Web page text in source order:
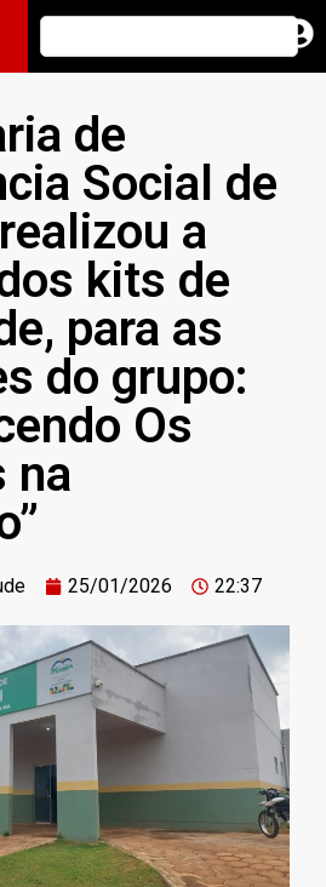
de
Social de
a
kits de
para as
do grupo:
Os
na
25/01/2026 22:37